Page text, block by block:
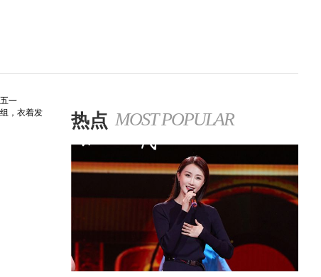
五一
，衣着发
热点 MOST POPULAR